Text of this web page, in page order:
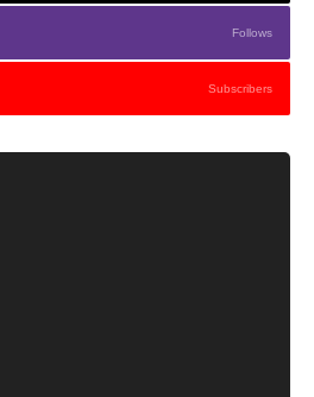
Follows
Subscribers